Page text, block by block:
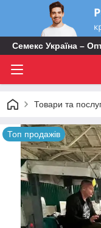
Семекс Україна –
Товари та
Топ продажів